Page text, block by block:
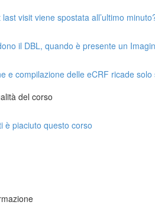
visit viene spostata all’ultimo
il DBL, quando è presente un
e compilazione delle eCRF ricade
del corso
è piaciuto questo corso